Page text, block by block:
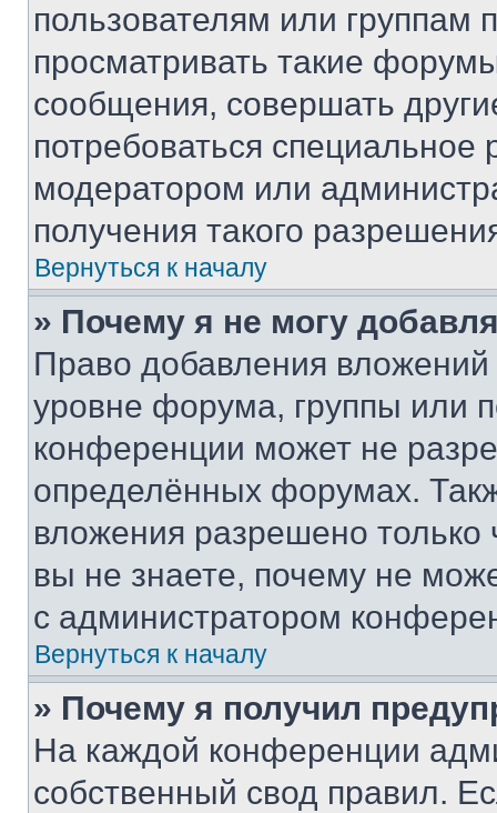
пользователям или группам
просматривать такие
сообщения, совершать
потребоваться
модератором или
получения такого
Вернуться к началу
» Почему я не могу
Право добавления
уровне форума, группы или
конференции может не
определённых форумах.
вложения разрешено
вы не знаете, почему не
с администратором
Вернуться к началу
» Почему я получил
На каждой конференции
собственный свод правил.